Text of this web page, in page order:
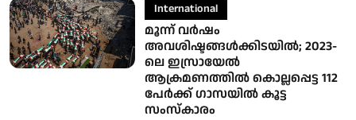
International
മൂന്ന് വര്‍ഷം
അവശിഷ്ടങ്ങള്‍ക്കിടയില്‍; 2023-
ലെ ഇസ്രായേല്‍
ആക്രമണത്തില്‍ കൊല്ലപ്പെട്ട 112
പേര്‍ക്ക് ഗാസയില്‍ കൂട്ട
സംസ്‌കാരം